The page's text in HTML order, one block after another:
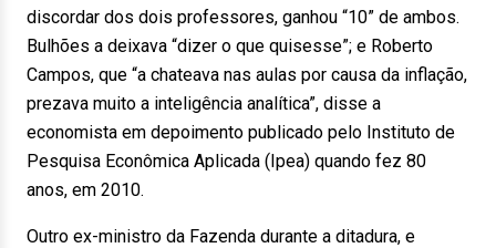
discordar dos dois professores, ganhou “10” de ambos.
Bulhões a deixava “dizer o que quisesse”; e Roberto
Campos, que “a chateava nas aulas por causa da inflação,
prezava muito a inteligência analítica”, disse a
economista em depoimento publicado pelo Instituto de
Pesquisa Econômica Aplicada (Ipea) quando fez 80
anos, em 2010.
Outro ex-ministro da Fazenda durante a ditadura, e